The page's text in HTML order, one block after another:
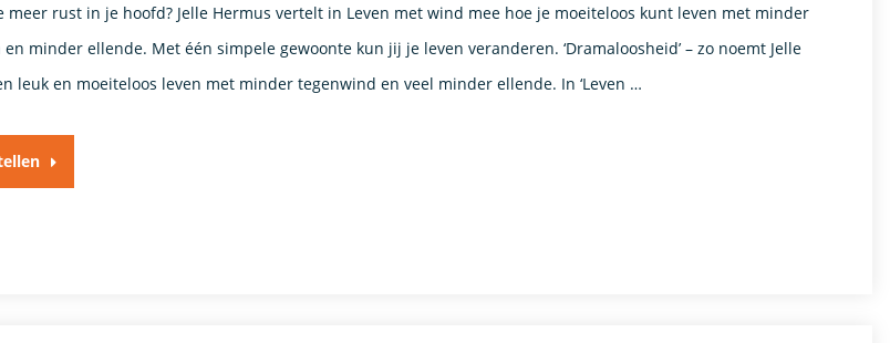
meer rust in je hoofd? Jelle Hermus vertelt in Leven met wind mee hoe je moeiteloos kunt leven met minder
minder ellende. Met één simpele gewoonte kun jij je leven veranderen. ‘Dramaloosheid’ – zo noemt Jelle
leuk en moeiteloos leven met minder tegenwind en veel minder ellende. In ‘Leven …